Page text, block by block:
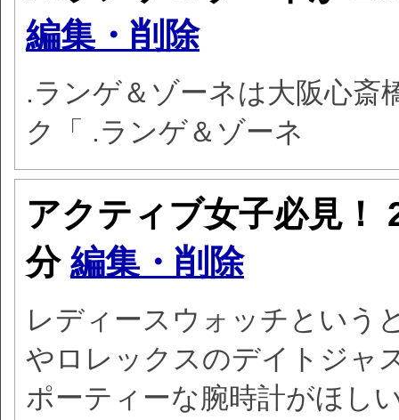
編集・削除
.ランゲ＆ゾーネは大阪心斎
ク「 .ランゲ＆ゾーネ
アクティブ女子必見！
分 編集・削除
レディースウォッチという
やロレックスのデイトジャ
ポーティーな腕時計がほし